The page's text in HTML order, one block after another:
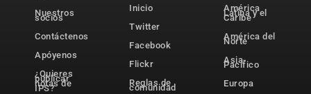
Nuestros
socios
Contáctenos
Apóyenos
¿Quieres
publicar
notas de
IPS?
Inicio
Twitter
Facebook
Flickr
Reglas de
comunidad
América
Latina y el
Caribe
América del
Norte
Asia-
Pacífico
Europa